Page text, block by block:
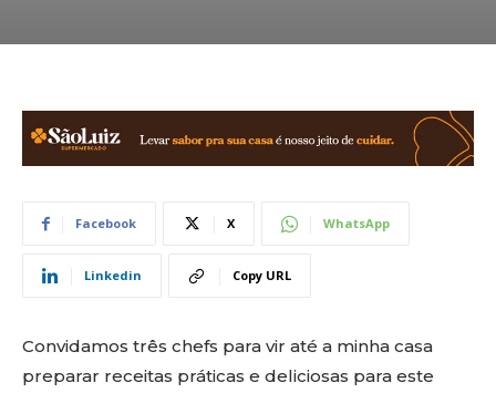
Facebook X WhatsApp
Linkedin Copy URL
Convidamos três chefs para vir até a minha casa
preparar receitas práticas e deliciosas para este